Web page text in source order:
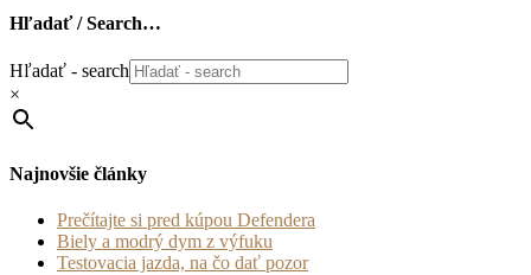
Hľadať / Search…
Hľadať - search
×
Najnovšie články
Prečítajte si pred kúpou Defendera
Biely a modrý dym z výfuku
Testovacia jazda, na čo dať pozor